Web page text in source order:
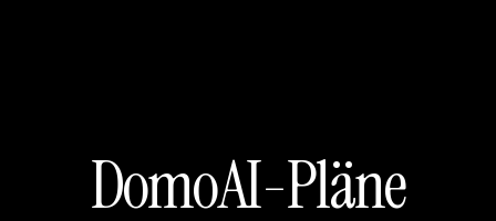
DomoAI-Pläne